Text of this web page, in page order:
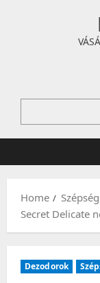
Home
Secret Delicate
Dezodorok